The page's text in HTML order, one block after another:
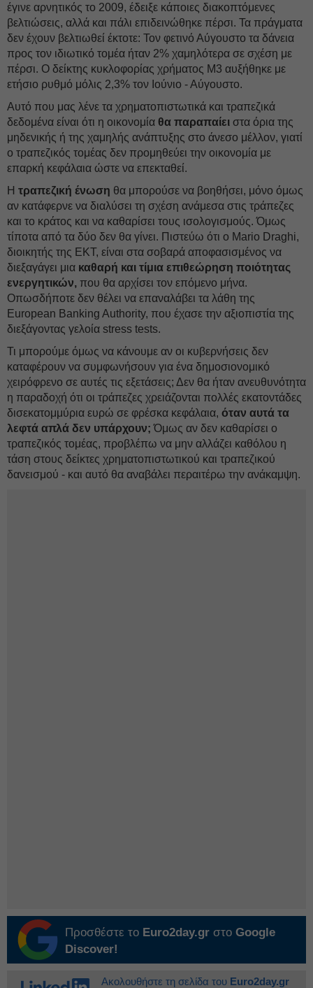
έγινε αρνητικός το 2009, έδειξε κάποιες διακοπτόμενες
βελτιώσεις, αλλά και πάλι επιδεινώθηκε πέρσι. Τα πράγματα
δεν έχουν βελτιωθεί έκτοτε: Τον φετινό Αύγουστο τα δάνεια
προς τον ιδιωτικό τομέα ήταν 2% χαμηλότερα σε σχέση με
πέρσι. Ο δείκτης κυκλοφορίας χρήματος Μ3 αυξήθηκε με
ετήσιο ρυθμό μόλις 2,3% τον Ιούνιο - Αύγουστο.
Αυτό που μας λένε τα χρηματοπιστωτικά και τραπεζικά
δεδομένα είναι ότι η οικονομία θα παραπαίει στα όρια της
μηδενικής ή της χαμηλής ανάπτυξης στο άνεσο μέλλον, γιατί
ο τραπεζικός τομέας δεν προμηθεύει την οικονομία με
επαρκή κεφάλαια ώστε να επεκταθεί.
Η τραπεζική ένωση θα μπορούσε να βοηθήσει, μόνο όμως
αν κατάφερνε να διαλύσει τη σχέση ανάμεσα στις τράπεζες
και το κράτος και να καθαρίσει τους ισολογισμούς. Όμως
τίποτα από τα δύο δεν θα γίνει. Πιστεύω ότι ο Mario Draghi,
διοικητής της ΕΚΤ, είναι στα σοβαρά αποφασισμένος να
διεξαγάγει μια καθαρή και τίμια επιθεώρηση ποιότητας
ενεργητικών, που θα αρχίσει τον επόμενο μήνα.
Οπωσδήποτε δεν θέλει να επαναλάβει τα λάθη της
European Banking Authority, που έχασε την αξιοπιστία της
διεξάγοντας γελοία stress tests.
Τι μπορούμε όμως να κάνουμε αν οι κυβερνήσεις δεν
καταφέρουν να συμφωνήσουν για ένα δημοσιονομικό
χειρόφρενο σε αυτές τις εξετάσεις; Δεν θα ήταν ανευθυνότητα
η παραδοχή ότι οι τράπεζες χρειάζονται πολλές εκατοντάδες
δισεκατομμύρια ευρώ σε φρέσκα κεφάλαια, όταν αυτά τα
λεφτά απλά δεν υπάρχουν; Όμως αν δεν καθαρίσει ο
τραπεζικός τομέας, προβλέπω να μην αλλάζει καθόλου η
τάση στους δείκτες χρηματοπιστωτικού και τραπεζικού
δανεισμού - και αυτό θα αναβάλει περαιτέρω την ανάκαμψη.
Προσθέστε το Euro2day.gr στο Google
Discover!
Ακολουθήστε τη σελίδα του Euro2day.gr